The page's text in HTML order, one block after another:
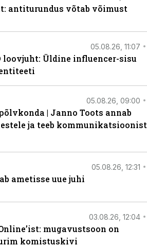
antiturundus võtab võimust
05.08.26, 11:07
loovjuht: Üldine influencer-sisu
05.08.26, 09:00
| Janno Toots annab
ja teeb kommunikatsioonist
05.08.26, 12:31
ametisse uue juhi
03.08.26, 12:04
mugavustsoon on
komistuskivi